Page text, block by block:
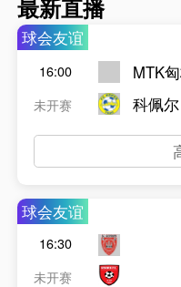
最新直播
球会友谊
16:00
未开赛
MTK
科佩尔
球会友谊
16:30
未开赛